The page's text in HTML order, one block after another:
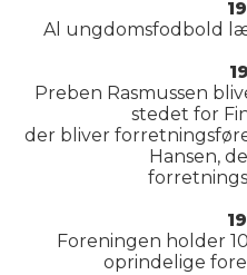
Al ungdomsfodbold
Preben Rasmussen
stedet for
der bliver
Hansen,
Foreningen holder
oprindelige